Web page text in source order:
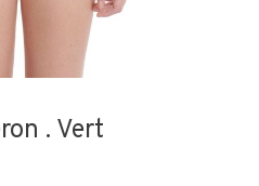
. Vert